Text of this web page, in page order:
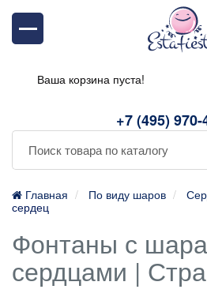
+7 (495) 970-
Ваша корзина пуста!
Главная По виду шаров
сердец
Фонтаны с
сердцами |